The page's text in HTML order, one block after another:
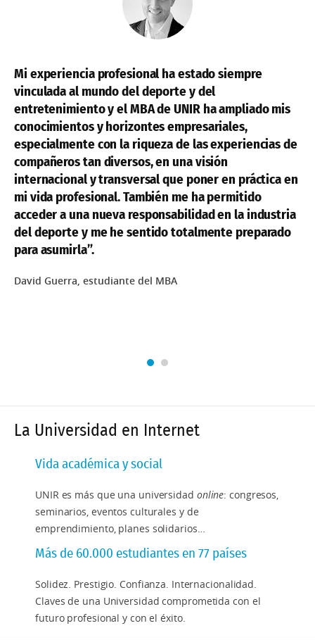
Maestría Universitaria en Diseño Gráfico Digital
Maestría Universitaria en Diseño y Desarrollo de
Videojuegos
Maestría Universitaria en Diseño y Producción
Multimedia
Maestría Universitaria en Diseño de Interiores
Maestría Universitaria en Derecho de Mercados
Maestría Universitaria en Derecho de Daños y
Responsabilidad Civil
Maestría Universitaria en Argumentación Jurídica
Maestría Universitaria en Gestión del Patrimonio
Maestría Universitaria en Estudios Literarios y
Culturales en Lengua Inglesa
Precisión y Epidemiología Nutricional
Maestría Universitaria en Estrategias Nutricionales
Maestría Universitaria en Neurobiología y
Adicciones
Maestría Universitaria en Intervención Psicológica
en Crisis, Emergencias y Catástrofes
Maestría Universitaria en Microbiota Humana
Mi experiencia profesional ha estado siempre
vinculada al mundo del deporte y del
entretenimiento y el MBA de UNIR ha ampliado mis
conocimientos y horizontes empresariales,
especialmente con la riqueza de las experiencias de
compañeros tan diversos, en una visión
internacional y transversal que poner en práctica en
mi vida profesional. También me ha permitido
acceder a una nueva responsabilidad en la industria
del deporte y me he sentido totalmente preparado
para asumirla”.
David Guerra, estudiante del MBA
La Universidad en Internet
Vida académica y social
UNIR es más que una universidad online: congresos,
seminarios, eventos culturales y de
emprendimiento, planes solidarios…
Más de 60.000 estudiantes en 77 países
Solidez. Prestigio. Confianza. Internacionalidad.
Claves de una Universidad comprometida con el
futuro profesional y con el éxito.